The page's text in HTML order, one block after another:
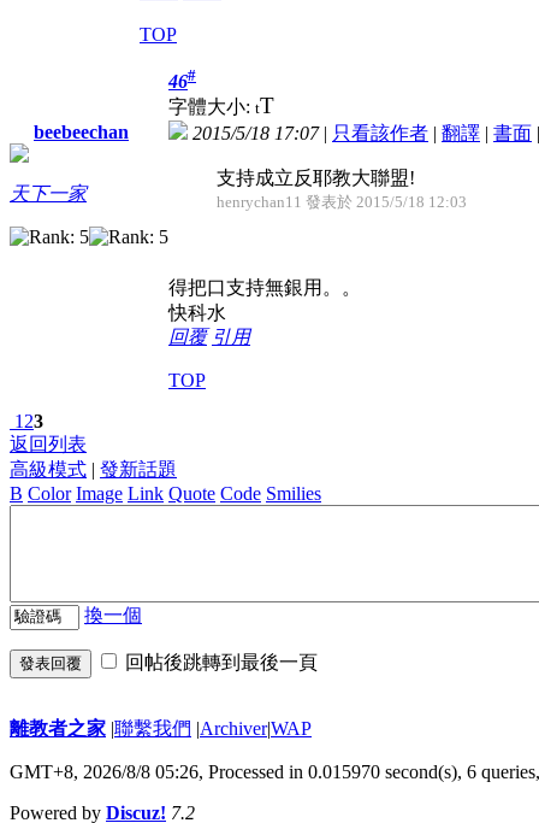
TOP
beebeechan
天下一家
46#
字體大小: tT
2015/5/18 17:07| 只看該作者 | 翻譯 | 書面
支持成立反耶教大聯盟!
henrychan11 發表於 2015/5/18 12:03
得把口支持無銀用。。
快科水
回覆 引用
TOP
1 23
返回列表
高級模式 | 發新話題
B Color Image Link Quote Code Smilies
換一個
發表回覆 回帖後跳轉到最後一頁
離教者之家 |聯繫我們 |Archiver|WAP
GMT+8, 2026/8/8 05:26, Processed in 0.015970 second(s), 6
Powered by Discuz! 7.2